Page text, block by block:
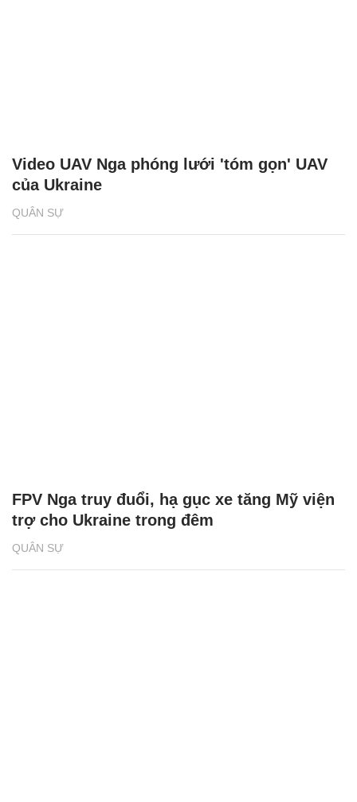
QUÂN SỰ
Video UAV Nga phóng lưới 'tóm gọn' UAV
của Ukraine
QUÂN SỰ
FPV Nga truy đuổi, hạ gục xe tăng Mỹ viện
trợ cho Ukraine trong đêm